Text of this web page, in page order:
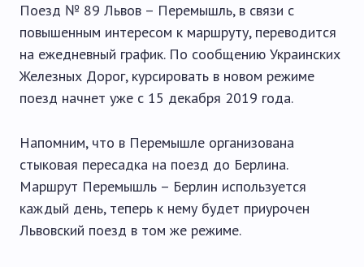
Поезд № 89 Львов – Перемышль, в связи с
повышенным интересом к маршруту, переводится
на ежедневный график. По сообщению Украинских
Железных Дорог, курсировать в новом режиме
поезд начнет уже с 15 декабря 2019 года.
Напомним, что в Перемышле организована
стыковая пересадка на поезд до Берлина.
Маршрут Перемышль – Берлин используется
каждый день, теперь к нему будет приурочен
Львовский поезд в том же режиме.